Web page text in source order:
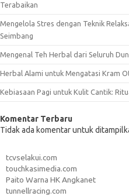
Terabaikan
Mengelola Stres dengan Teknik
Seimbang
Mengenal Teh Herbal dari Seluruh
Herbal Alami untuk Mengatasi Kram
Kebiasaan Pagi untuk Kulit Cantik:
Komentar Terbaru
Tidak ada komentar untuk
tcvselakui.com
touchkasimedia.com
Paito Warna HK Angkanet
tunnellracing.com